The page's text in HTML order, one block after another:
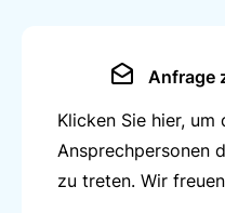
Werbefolien.
Arbeitszeiten
Für alle Berufsbereiche
Die Arbeitszeiten
Anfrage
Klicken Sie hier,
Ansprechpersonen
zu treten. Wir